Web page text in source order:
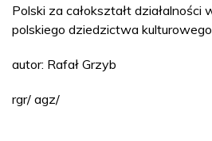
Polski za całokształt
polskiego dziedzictwa
autor: Rafał Grzyb
rgr/ agz/